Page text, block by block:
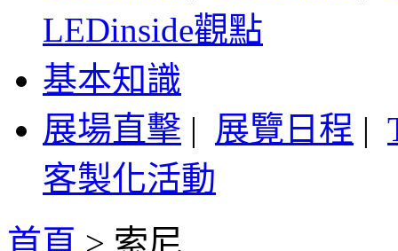
LEDinside觀點
基本知識
展場直擊 | 展覽日程 |
客製化活動
首頁 > 索尼